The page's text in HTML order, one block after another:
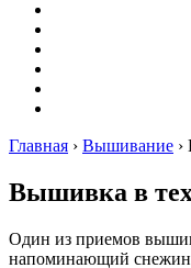
Главная › Вышивание ›
Вышивка в
Один из приемов
напоминающий